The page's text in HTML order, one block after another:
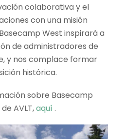
colaborativa y el
con una misión
West inspirará a
de administradores de
y nos complace formar
histórica.
sobre Basecamp
AVLT,aquí .